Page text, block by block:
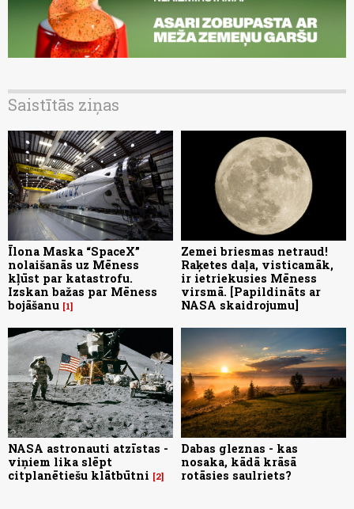
Saistītās ziņas
Īlona Maska “SpaceX”
nolaišanās uz Mēness
kļūst par katastrofu.
Izskan bažas par Mēness
bojāšanu 1
Zemei briesmas netraud!
Raķetes daļa, visticamāk,
ir ietriekusies Mēness
virsmā. [Papildināts ar
NASA skaidrojumu]
NASA astronauti atzīstas -
viņiem lika slēpt
citplanētiešu klātbūtni
2
Dabas gleznas - kas
nosaka, kādā krāsā
rotāsies saulriets?